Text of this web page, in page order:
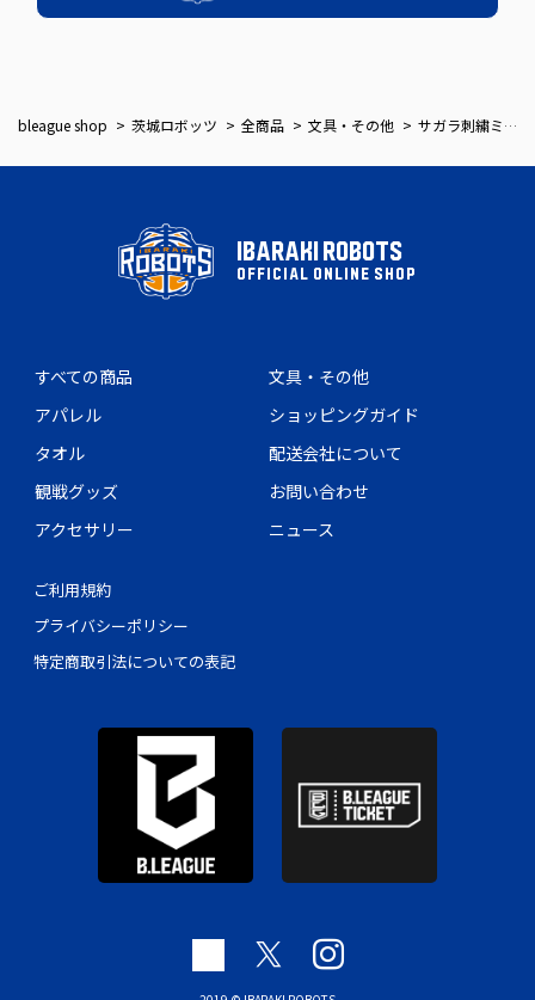
bleague shop 茨城ロボッツ 全商品 文具・その他 サガラ刺繍ミニバッグ
IBARAKI ROBOTS
OFFICIAL ONLINE SHOP
すべての商品
アパレル
タオル
観戦グッズ
アクセサリー
文具・その他
ショッピングガイド
配送会社について
お問い合わせ
ニュース
ご利用規約
プライバシーポリシー
特定商取引法についての表記